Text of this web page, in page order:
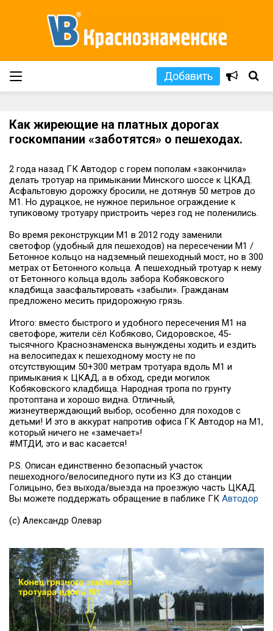
Добавить
Как жиреющие на платных дорогах
госкомпании «заботятся» о пешеходах.
2 года назад ГК Автодор с горем пополам «закончила»
делать тротуар на примыкании Минского шоссе к ЦКАД.
Асфальтовую дорожку бросили, не дотянув 50 метров до
М1. Но дурацкое, не нужное перильное ограждение к
тупиковому тротуару пристроить через год не поленились.
Во время реконструкции М1 в 2012 году заменили
светофор (удобный для пешеходов) на пересечении М1 /
Бетонное кольцо на надземный пешеходный мост, но в 300
метрах от Бетонного кольца. А пешеходный тротуар к нему
от Бетонного кольца вдоль забора Кобяковского
кладбища заасфальтировать «забыли». Гражданам
предложено месить придорожную грязь.
Итого: вместо быстрого и удобного пересечения М1 на
светофоре, жители сёл Кобяково, Сидоровское, 45-
тысячного Краснознаменска вынуждены ходить и ездить
на велосипедах к пешеходному мосту не по
отсутствующим 50+300 метрам тротуара вдоль М1 и
примыкания к ЦКАД, а в обход, среди могилок
Кобяковского кладбища. Народная тропа по грунту
протоптана и хорошо видна. Отличный,
жизнеутверждающий выбор, особенно для походов с
детьми! И это в аккурат напротив офиса ГК Автодор на М1,
который ничего не «замечает»!
#МТДИ, это и вас касается!
P.S. Описан единственно безопасный участок
пешеходного/велосипедного пути из КЗ до станции
Голицыно, без выхода/выезда на проезжую часть ЦКАД.
Вы можете поддержать обращение в паблике ГК Автодор
(с) Александр Олевар